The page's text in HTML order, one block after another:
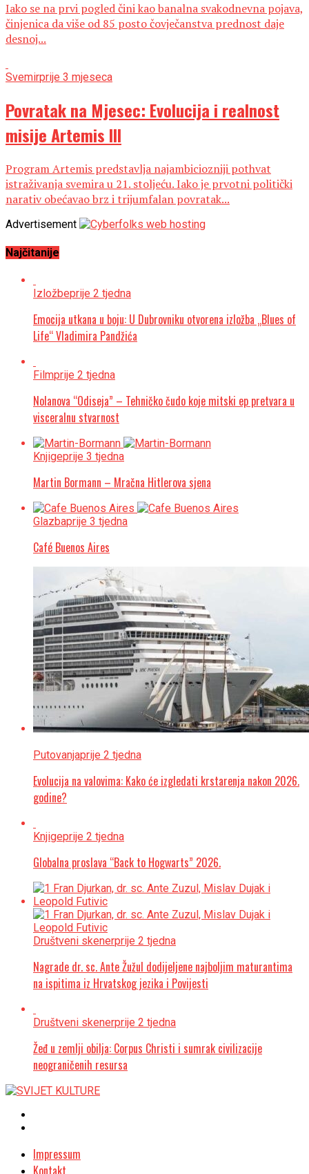
Iako se na prvi pogled čini kao banalna svakodnevna pojava,
činjenica da više od 85 posto čovječanstva prednost daje
desnoj...
Svemirprije 3 mjeseca
Povratak na Mjesec: Evolucija i realnost
misije Artemis III
Program Artemis predstavlja najambiciozniji pothvat
istraživanja svemira u 21. stoljeću. Iako je prvotni politički
narativ obećavao brz i trijumfalan povratak...
Advertisement
Najčitanije
Izložbeprije 2 tjedna
Emocija utkana u boju: U Dubrovniku otvorena izložba „Blues of
Life“ Vladimira Pandžića
Filmprije 2 tjedna
Nolanova “Odiseja” – Tehničko čudo koje mitski ep pretvara u
visceralnu stvarnost
Knjigeprije 3 tjedna
Martin Bormann – Mračna Hitlerova sjena
Glazbaprije 3 tjedna
Café Buenos Aires
Putovanjaprije 2 tjedna
Evolucija na valovima: Kako će izgledati krstarenja nakon 2026.
godine?
Knjigeprije 2 tjedna
Globalna proslava “Back to Hogwarts” 2026.
Društveni skenerprije 2 tjedna
Nagrade dr. sc. Ante Žužul dodijeljene najboljim maturantima
na ispitima iz Hrvatskog jezika i Povijesti
Društveni skenerprije 2 tjedna
Žeđ u zemlji obilja: Corpus Christi i sumrak civilizacije
neograničenih resursa
Impressum
Kontakt